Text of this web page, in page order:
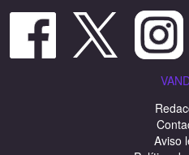
Aviso